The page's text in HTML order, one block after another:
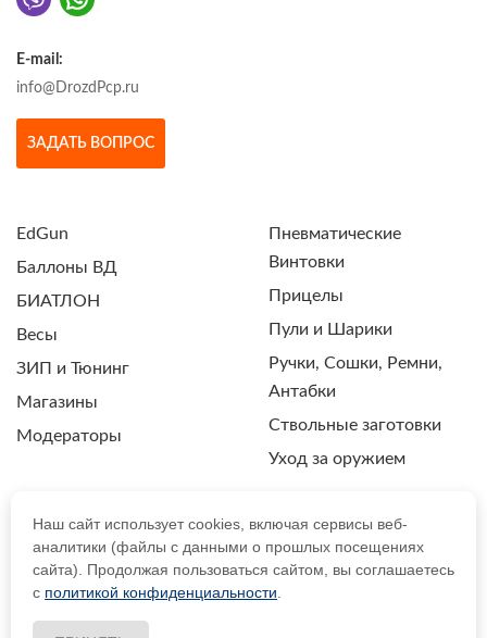
E-mail:
info@DrozdPcp.ru
ЗАДАТЬ ВОПРОС
EdGun
Баллоны ВД
БИАТЛОН
Весы
ЗИП и Тюнинг
Магазины
Модераторы
Пневматические
Винтовки
Прицелы
Пули и Шарики
Ручки, Сошки, Ремни,
Антабки
Ствольные заготовки
Уход за оружием
ПОЛИТИКА КОНФИДЕНЦИАЛЬНОСТИ
Наш сайт использует cookies, включая сервисы веб-
аналитики (файлы с данными о прошлых посещениях
сайта). Продолжая пользоваться сайтом, вы соглашаетесь
с политикой конфиденциальности